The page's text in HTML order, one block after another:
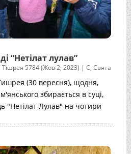
“Нетілат лулав”
Тішрея 5784 (Жов 2, 2023) |С,Свята
(30 вересня), щодня,
збирається в суці,
"Нетілат Лулав" на чотири